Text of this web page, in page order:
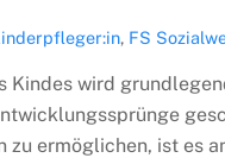
, FS
Kindes wird
zu ermöglichen, ist es